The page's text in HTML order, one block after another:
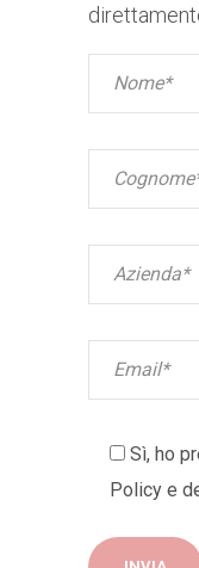
Sì, ho
Policy e